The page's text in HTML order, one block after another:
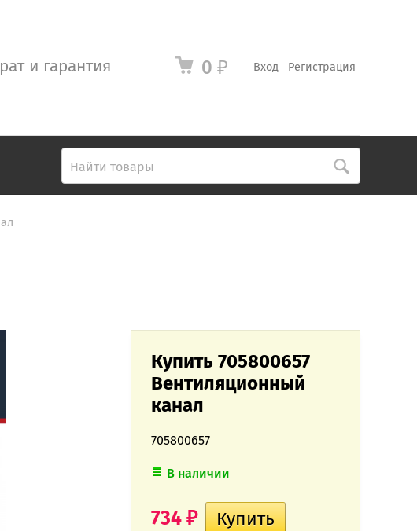
Вход Регистрация
0 ₽
и гарантия
Купить 705800657
Вентиляционный
канал
705800657
В наличии
734 ₽